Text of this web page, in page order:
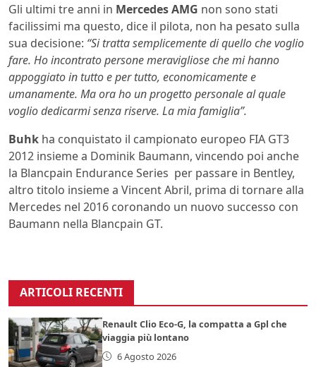
Gli ultimi tre anni in Mercedes AMG non sono stati
facilissimi ma questo, dice il pilota, non ha pesato sulla
sua decisione: “Si tratta semplicemente di quello che voglio
fare. Ho incontrato persone meravigliose che mi hanno
appoggiato in tutto e per tutto, economicamente e
umanamente. Ma ora ho un progetto personale al quale
voglio dedicarmi senza riserve. La mia famiglia”.
Buhk ha conquistato il campionato europeo FIA GT3
2012 insieme a Dominik Baumann, vincendo poi anche
la Blancpain Endurance Series per passare in Bentley,
altro titolo insieme a Vincent Abril, prima di tornare alla
Mercedes nel 2016 coronando un nuovo successo con
Baumann nella Blancpain GT.
ARTICOLI RECENTI
Renault Clio Eco-G, la compatta a Gpl che
viaggia più lontano
6 Agosto 2026